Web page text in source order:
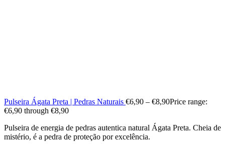
Pulseira Ágata Preta | Pedras Naturais €6,90 – €8,90Price range:
€6,90 through €8,90
Pulseira de energia de pedras autentica natural Ágata Preta. Cheia de
mistério, é a pedra de proteção por excelência.